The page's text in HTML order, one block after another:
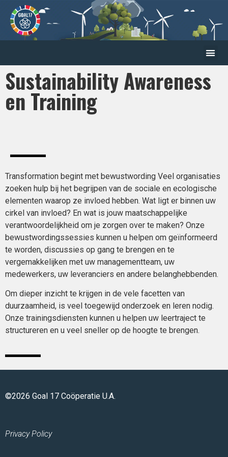
Sustainability Awareness
en Training
Transformation begint met bewustwording Veel organisaties
zoeken hulp bij het begrijpen van de sociale en ecologische
elementen waarop ze invloed hebben. Wat ligt er binnen uw
cirkel van invloed? En wat is jouw maatschappelijke
verantwoordelijkheid om je zorgen over te maken? Onze
bewustwordingssessies kunnen u helpen om geïnformeerd
te worden, discussies op gang te brengen en te
vergemakkelijken met uw managementteam, uw
medewerkers, uw leveranciers en andere belanghebbenden.
Om dieper inzicht te krijgen in de vele facetten van
duurzaamheid, is veel toegewijd onderzoek en leren nodig.
Onze trainingsdiensten kunnen u helpen uw leertraject te
structureren en u veel sneller op de hoogte te brengen.
©2026 Goal 17 Coöperatie U.A.
Privacy Policy